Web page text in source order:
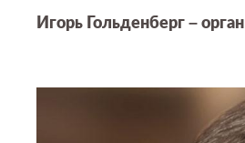
Игорь Гольденберг – орган